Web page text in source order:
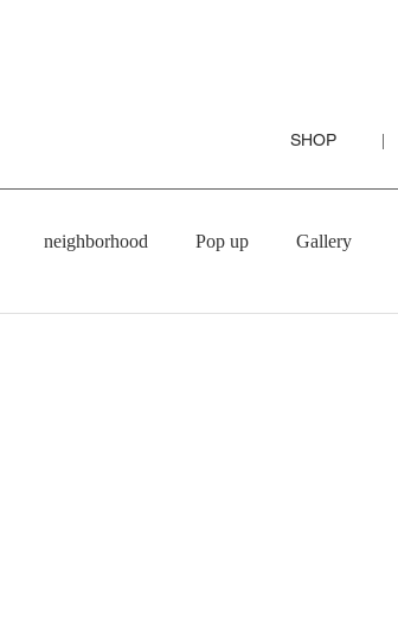
SHOP
neighborhood Pop up Gallery